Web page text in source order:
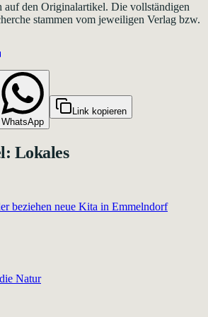
auf den Originalartikel. Die vollständigen
stammen vom jeweiligen Verlag bzw.
WhatsApp
Link kopieren
Lokales
beziehen neue Kita in Emmelndorf
Natur